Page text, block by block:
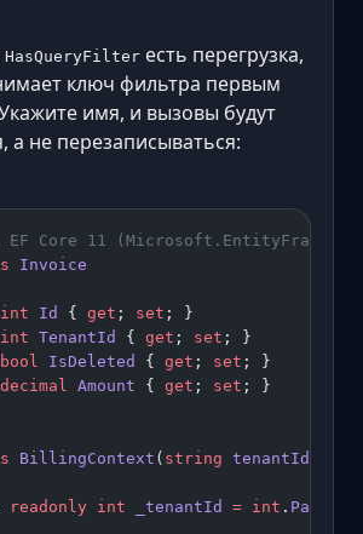
HasQueryFilter есть перегрузка,
ключ фильтра первым
имя, и вызовы будут
а не перезаписываться:
Core 11
Invoice
int Id { get ; set ; }
int TenantId { get ; set ; }
bool IsDeleted { get ; set ; }
decimal Amount { get ; set ; }
BillingContext ( string tenantId
readonly int _tenantId = int . Parse